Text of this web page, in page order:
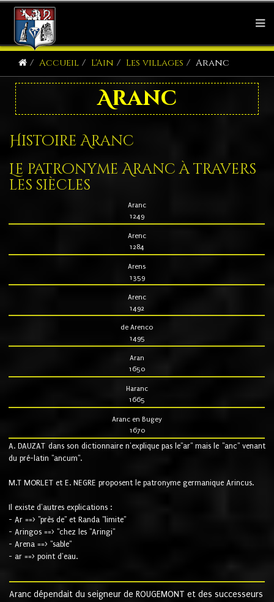
Accueil L'Ain Les villages Aranc
Aranc
Histoire Aranc
Le patronyme Aranc à travers
les siècles
Aranc
1249
Arenc
1284
Arens
1359
Arenc
1492
de Arenco
1495
Aran
1650
Haranc
1665
Aranc en Bugey
1670
A. DAUZAT dans son dictionnaire n'explique pas le"ar" mais le "anc" venant
du pré-latin "ancum".
M.T MORLET et E. NEGRE proposent le patronyme germanique Arincus.
Il existe d'autres explications :
- Ar ==> "près de" et Randa "limite"
- Aringos ==> "chez les "Aringi"
- Arena ==> "sable"
- ar ==> point d'eau.
Aranc dépendait du seigneur de ROUGEMONT et des successeurs